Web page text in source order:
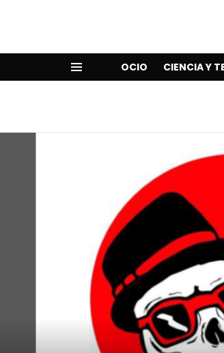
OCIO CIENCIA Y